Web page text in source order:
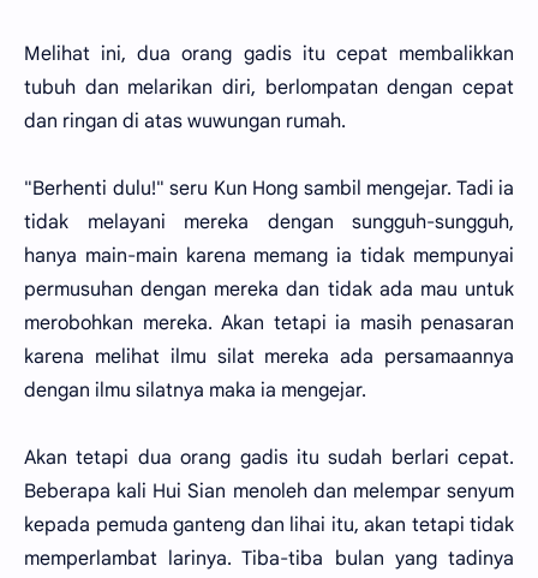
Melihat ini, dua orang gadis itu cepat membalikkan
tubuh dan melarikan diri, berlompatan dengan cepat
dan ringan di atas wuwungan rumah.
"Berhenti dulu!" seru Kun Hong sambil mengejar. Tadi ia
tidak melayani mereka dengan sungguh-sungguh,
hanya main-main karena memang ia tidak mempunyai
permusuhan dengan mereka dan tidak ada mau untuk
merobohkan mereka. Akan tetapi ia masih penasaran
karena melihat ilmu silat mereka ada persamaannya
dengan ilmu silatnya maka ia mengejar.
Akan tetapi dua orang gadis itu sudah berlari cepat.
Beberapa kali Hui Sian menoleh dan melempar senyum
kepada pemuda ganteng dan lihai itu, akan tetapi tidak
memperlambat larinya. Tiba-tiba bulan yang tadinya